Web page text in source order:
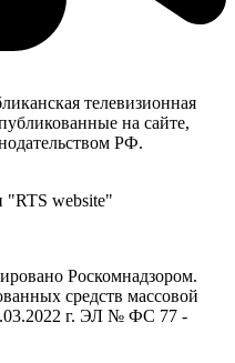
телевизионная
на сайте,
РФ.
website"
Роскомнадзором.
средств массовой
г. ЭЛ № ФС 77 -